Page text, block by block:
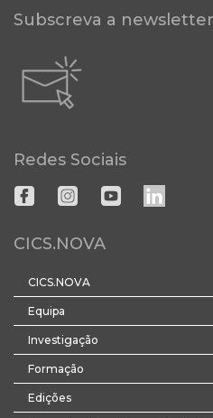
Subscreva a newsletter
Redes Sociais
CICS.NOVA
CICS.NOVA
Equipa
Investigação
Formação
Edições